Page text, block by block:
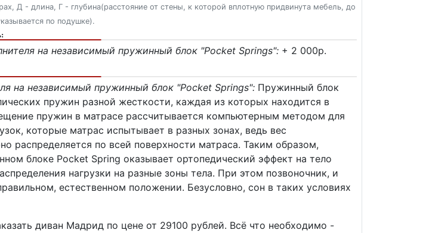
Д - длина, Г - глубина(расстояние от стены, к которой вплотную придвинута мебель, до
по подушке).
на независимый пружинный блок "Pocket Springs": + 2 000p.
на независимый пружинный блок "Pocket Springs": Пружинный блок
пружин разной жесткости, каждая из которых находится в
пружин в матрасе рассчитывается компьютерным методом для
которые матрас испытывает в разных зонах, ведь вес
распределяется по всей поверхности матраса. Таким образом,
блоке Pocket Spring оказывает ортопедический эффект на тело
нагрузки на разные зоны тела. При этом позвоночник, и
естественном положении. Безусловно, сон в таких условиях
диван Мадрид по цене от 29100 рублей. Всё что необходимо -